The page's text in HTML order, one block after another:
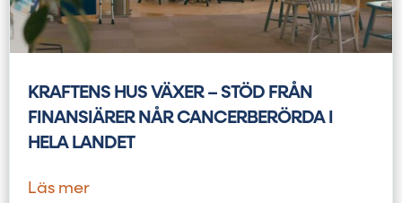
KRAFTENS HUS VÄXER – STÖD FRÅN
FINANSIÄRER NÅR CANCERBERÖRDA I
HELA LANDET
Läs mer